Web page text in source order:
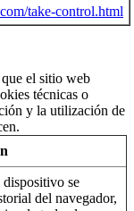
take-control.html
el sitio web
técnicas o
y la utilización de
dispositivo se
del navegador,